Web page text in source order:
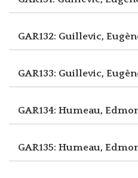
GAR132: Guillevic,
GAR133: Guillevic,
GAR134: Humeau,
GAR135: Humeau,